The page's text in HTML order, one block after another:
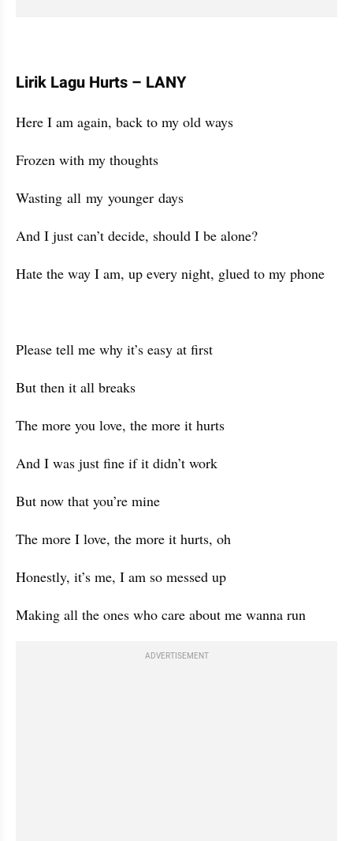
Lirik Lagu Hurts – LANY
Here I am again, back to my old ways
Frozen with my thoughts
Wasting all my younger days
And I just can’t decide, should I be alone?
Hate the way I am, up every night, glued to my phone
Please tell me why it’s easy at first
But then it all breaks
The more you love, the more it hurts
And I was just fine if it didn’t work
But now that you’re mine
The more I love, the more it hurts, oh
Honestly, it’s me, I am so messed up
Making all the ones who care about me wanna run
ADVERTISEMENT